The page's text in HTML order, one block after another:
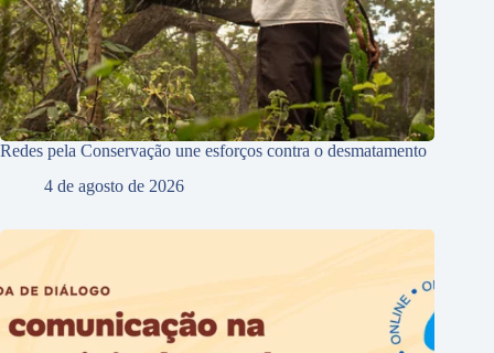
Redes pela Conservação une esforços contra o desmatamento
4 de agosto de 2026